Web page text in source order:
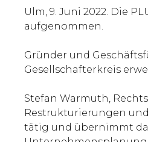
Ulm, 9. Juni 2022. Die
aufgenommen.
Gründer und
Gesellschafterkreis
Stefan Warmuth,
Restrukturierungen
tätig und übernimmt